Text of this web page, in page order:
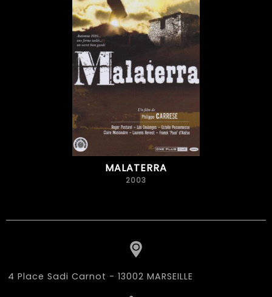
MALATERRA
2003
4 Place Sadi Carnot - 13002 MARSEILLE